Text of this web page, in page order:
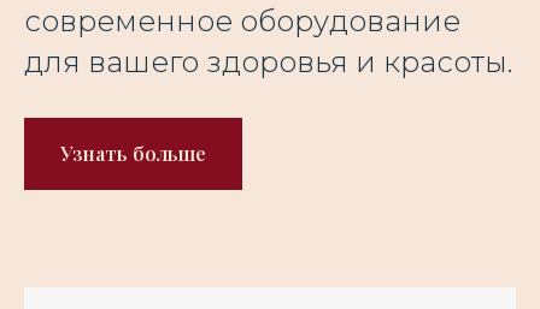
современное оборудование
для вашего здоровья и красоты.
Узнать больше